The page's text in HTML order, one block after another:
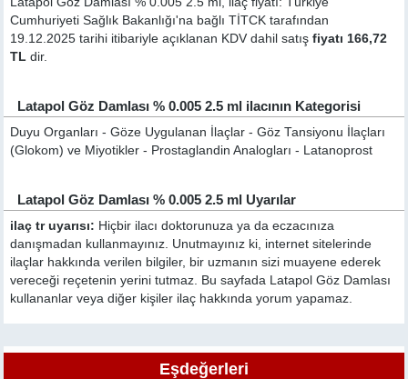
Cumhuriyeti Sağlık Bakanlığı'na bağlı TİTCK tarafından
19.12.2025 tarihi itibariyle açıklanan KDV dahil satışfiyatı 166,72
TL dir.
Latapol Göz Damlası % 0.005 2.5 ml ilacının Kategorisi
Duyu Organları - Göze Uygulanan İlaçlar - Göz Tansiyonu İlaçları
(Glokom) ve Miyotikler - Prostaglandin Analogları - Latanoprost
Latapol Göz Damlası % 0.005 2.5 ml Uyarılar
ilaç tr uyarısı: Hiçbir ilacı doktorunuza ya da eczacınıza
danışmadan kullanmayınız. Unutmayınız ki, internet sitelerinde
ilaçlar hakkında verilen bilgiler, bir uzmanın sizi muayene ederek
vereceği reçetenin yerini tutmaz. Bu sayfada Latapol Göz Damlası
kullananlar veya diğer kişiler ilaç hakkında yorum yapamaz.
Eşdeğerleri